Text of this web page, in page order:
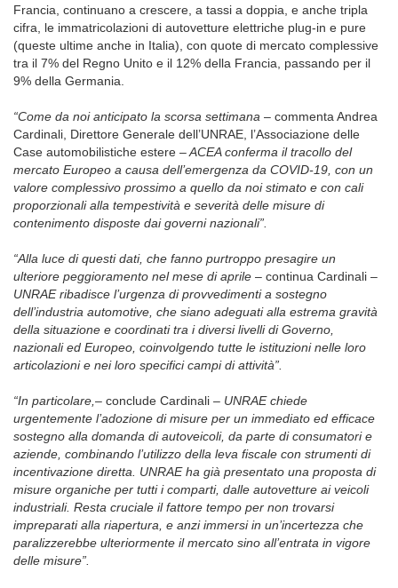
Francia, continuano a crescere, a tassi a doppia, e anche tripla
cifra, le immatricolazioni di autovetture elettriche plug-in e pure
(queste ultime anche in Italia), con quote di mercato complessive
tra il 7% del Regno Unito e il 12% della Francia, passando per il
9% della Germania.
“Come da noi anticipato la scorsa settimana – commenta Andrea
Cardinali, Direttore Generale dell’UNRAE, l’Associazione delle
Case automobilistiche estere –ACEA conferma il tracollo del
mercato Europeo a causa dell’emergenza da COVID-19, con un
valore complessivo prossimo a quello da noi stimato e con cali
proporzionali alla tempestività e severità delle misure di
contenimento disposte dai governi nazionali”.
“Alla luce di questi dati, che fanno purtroppo presagire un
ulteriore peggioramento nel mese di aprile – continua Cardinali –
UNRAE ribadisce l’urgenza di provvedimenti a sostegno
dell’industria automotive, che siano adeguati alla estrema gravità
della situazione e coordinati tra i diversi livelli di Governo,
nazionali ed Europeo, coinvolgendo tutte le istituzioni nelle loro
articolazioni e nei loro specifici campi di attività”.
“In particolare, – conclude Cardinali – UNRAE chiede
urgentemente l’adozione di misure per un immediato ed efficace
sostegno alla domanda di autoveicoli, da parte di consumatori e
aziende, combinando l’utilizzo della leva fiscale con strumenti di
incentivazione diretta. UNRAE ha già presentato una proposta di
misure organiche per tutti i comparti, dalle autovetture ai veicoli
industriali. Resta cruciale il fattore tempo per non trovarsi
impreparati alla riapertura, e anzi immersi in un’incertezza che
paralizzerebbe ulteriormente il mercato sino all’entrata in vigore
delle misure”.